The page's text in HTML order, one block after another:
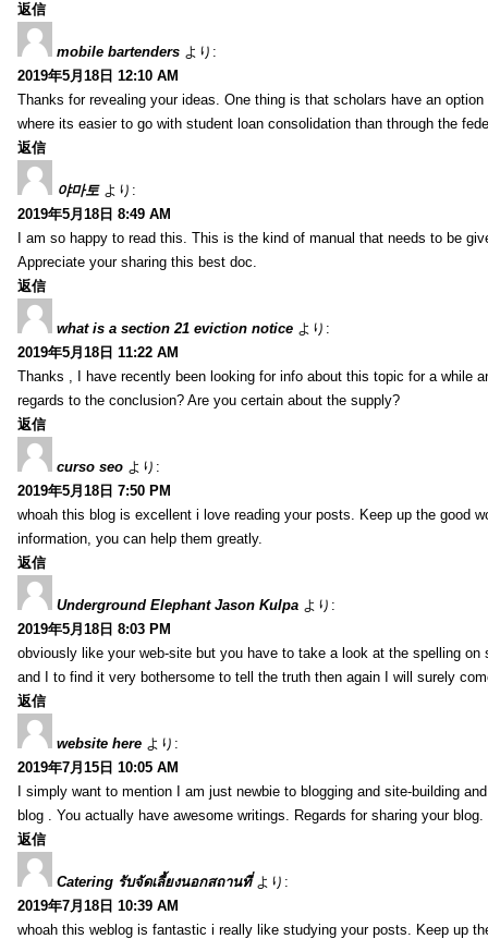
返信
mobile bartenders より:
2019年5月18日 12:10 AM
Thanks for revealing your ideas. One thing is that scholars have an
where its easier to go with student loan consolidation than through the
返信
야마토 より:
2019年5月18日 8:49 AM
I am so happy to read this. This is the kind of manual that needs to be
Appreciate your sharing this best doc.
返信
what is a section 21 eviction notice より:
2019年5月18日 11:22 AM
Thanks , I have recently been looking for info about this topic for a while
regards to the conclusion? Are you certain about the supply?
返信
curso seo より:
2019年5月18日 7:50 PM
whoah this blog is excellent i love reading your posts. Keep up the good
information, you can help them greatly.
返信
Underground Elephant Jason Kulpa より:
2019年5月18日 8:03 PM
obviously like your web-site but you have to take a look at the spelling
and I to find it very bothersome to tell the truth then again I will surely
返信
website here より:
2019年7月15日 10:05 AM
I simply want to mention I am just newbie to blogging and site-building
blog . You actually have awesome writings. Regards for sharing your blog.
返信
Catering รับจัดเลี้ยงนอกสถานที่ より:
2019年7月18日 10:39 AM
whoah this weblog is fantastic i really like studying your posts. Keep up